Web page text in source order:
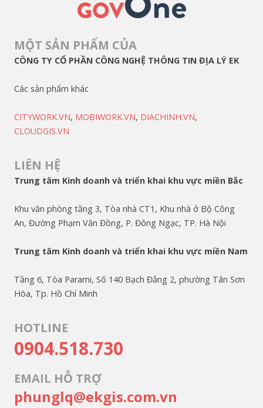
MỘT SẢN PHẨM CỦA
CÔNG TY CỔ PHẦN CÔNG NGHỆ THÔNG TIN ĐỊA LÝ EK
Các sản phẩm khác
CITYWORK.VN, MOBIWORK.VN, DIACHINH.VN,
CLOUDGIS.VN
LIÊN HỆ
Trung tâm Kinh doanh và triển khai khu vực miền Bắc
Khu văn phòng tầng 3, Tòa nhà CT1, Khu nhà ở Bộ Công
An, Đường Phạm Văn Đồng, P. Đông Ngạc, TP. Hà Nội
Trung tâm Kinh doanh và triển khai khu vực miền Nam
Tầng 6, Tòa Parami, Số 140 Bạch Đằng 2, phường Tân Sơn
Hòa, Tp. Hồ Chí Minh
HOTLINE
0904.518.730
EMAIL HỖ TRỢ
phunglq@ekgis.com.vn